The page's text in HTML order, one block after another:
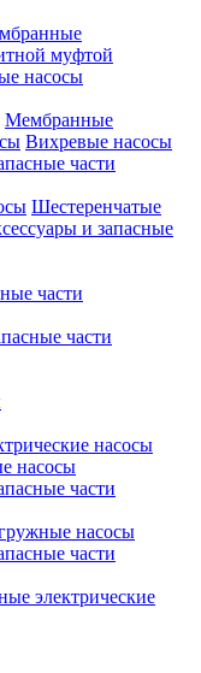
муфтой
насосы
Мембранные
Вихревые насосы
части
Шестеренчатые
и запасные
части
части
насосы
насосы
части
насосы
части
электрические